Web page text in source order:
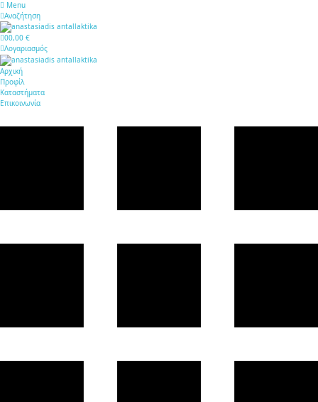
Menu
Αναζήτηση
00,00 €
Λογαριασμός
Αρχική
Προφίλ
Καταστήματα
Επικοινωνία